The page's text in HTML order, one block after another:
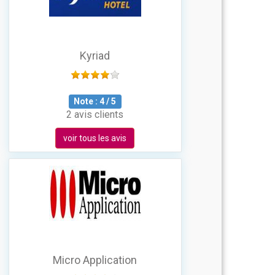
Kyriad
Note : 4/5
2 avis clients
voir tous les avis
Micro Application